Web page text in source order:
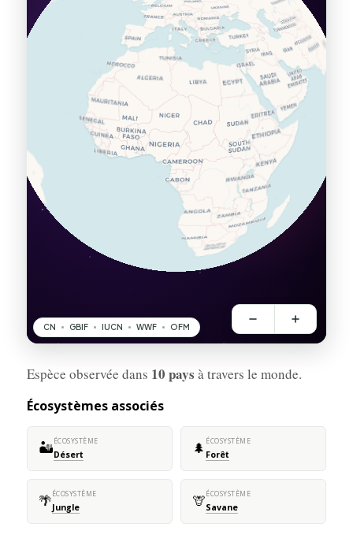
Espèce observée dans 10 pays à travers le monde.
Écosystèmes associés
🏜️ÉCOSYSTÈME
Désert 🌲 ÉCOSYSTÈME
Forêt
🌴ÉCOSYSTÈME
Jungle 🦒ÉCOSYSTÈME
Savane